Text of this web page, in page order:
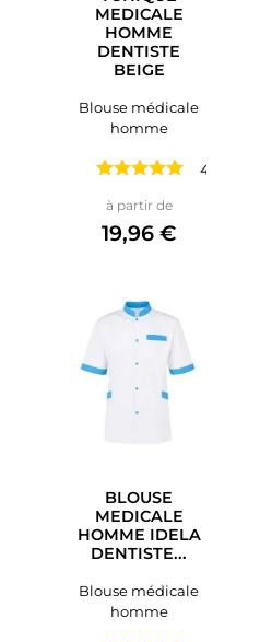
MEDICALE
HOMME
DENTISTE
BEIGE
Blouse médicale
homme
4 avis
à partir dePrix
19,96 €
BLOUSE
MEDICALE
HOMME IDELA
DENTISTE...
Blouse médicale
homme